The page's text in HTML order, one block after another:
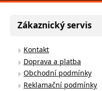
Zákaznický servis
Kontakt
Doprava a platba
Obchodní podmínky
Reklamační podmínky